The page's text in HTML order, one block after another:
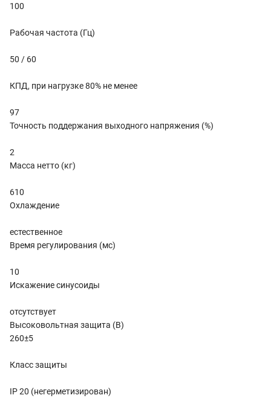
100
Рабочая частота (Гц)
50 / 60
КПД, при нагрузке 80% не менее
97
Точность поддержания выходного напряжения (%)
2
Масса нетто (кг)
610
Охлаждение
естественное
Время регулирования (мс)
10
Искажение синусоиды
отсутствует
Высоковольтная защита (В)
260±5
Класс защиты
IP 20 (негерметизирован)